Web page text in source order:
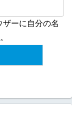
ーに自分の名